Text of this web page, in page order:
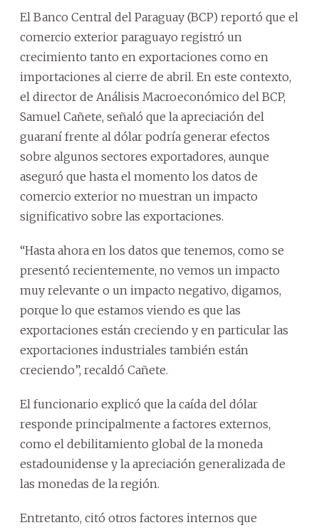
El Banco Central del Paraguay (BCP) reportó que el
comercio exterior paraguayo registró un
crecimiento tanto en exportaciones como en
importaciones al cierre de abril. En este contexto,
el director de Análisis Macroeconómico del BCP,
Samuel Cañete, señaló que la apreciación del
guaraní frente al dólar podría generar efectos
sobre algunos sectores exportadores, aunque
aseguró que hasta el momento los datos de
comercio exterior no muestran un impacto
significativo sobre las exportaciones.
“Hasta ahora en los datos que tenemos, como se
presentó recientemente, no vemos un impacto
muy relevante o un impacto negativo, digamos,
porque lo que estamos viendo es que las
exportaciones están creciendo y en particular las
exportaciones industriales también están
creciendo”, recaldó Cañete.
El funcionario explicó que la caída del dólar
responde principalmente a factores externos,
como el debilitamiento global de la moneda
estadounidense y la apreciación generalizada de
las monedas de la región.
Entretanto, citó otros factores internos que